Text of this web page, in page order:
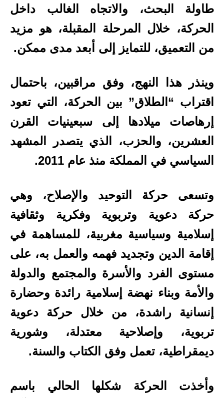
طاولة البحث، والاتجاه الغالب داخل
الحركة، خلال المرحلة المقبلة، هو مزيد
من التعميق، للتمايز إلى أبعد مدى ممكن.
وينذر هذا النهج، وفق مراقبين، باحتمال
اقتراب “الطلاق” بين الحركة، التي تعود
إرهاصات ميلادها إلى سبعينيات القرن
العشرين، والحزب، الذي يتصدر المشهد
السياسي في المملكة منذ عام 2011.
وتسعى حركة التوحيد والإصلاح، وهي
حركة دعوية وتربوية وفكرية وثقافية
إسلامية وسياسية مغربية، للمساهمة في
إقامة الدين وتجديد فهمه والعمل به، على
مستوى الفرد والأسرة والمجتمع والدولة
والأمة وبناء نهضة إسلامية رائدة وحضارة
إنسانية راشدة، من خلال حركة دعوية
تربوية، وإصلاحية معتدلة، وشورية
ديمقراطية، تعمل وفق الكتاب والسنة.
وأخذت الحركة شكلها الحالي باسم